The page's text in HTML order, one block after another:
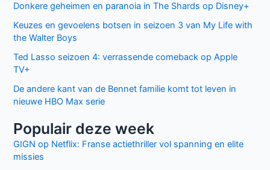
Donkere geheimen en paranoia in The Shards op Disney+
Keuzes en gevoelens botsen in seizoen 3 van My Life with
the Walter Boys
Ted Lasso seizoen 4: verrassende comeback op Apple
TV+
De andere kant van de Bennet familie komt tot leven in
nieuwe HBO Max serie
Populair deze week
GIGN op Netflix: Franse actiethriller vol spanning en elite
missies